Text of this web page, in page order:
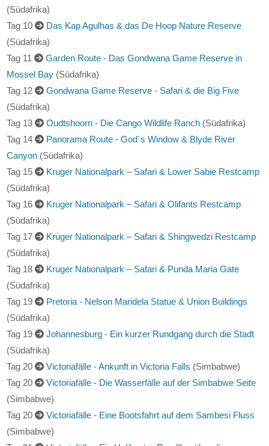
Tag 09
Betty’s Bay - Die Pinguinkolonie am Stony Point
(Südafrika)
Tag 10
Das Kap Agulhas & das De Hoop Nature Reserve
(Südafrika)
Tag 11
Garden Route - Das Gondwana Game Reserve in
Mossel Bay(Südafrika)
Tag 12
Gondwana Game Reserve - Safari & die Big Five
(Südafrika)
Tag 13
Oudtshoorn - Die Cango Wildlife Ranch(Südafrika)
Tag 14
Panorama Route - God´s Window & Blyde River
Canyon(Südafrika)
Tag 15
Kruger Nationalpark – Safari & Lower Sabie Restcamp
(Südafrika)
Tag 16
Kruger Nationalpark – Safari & Olifants Restcamp
(Südafrika)
Tag 17
Kruger Nationalpark – Safari & Shingwedzi Restcamp
(Südafrika)
Tag 18
Kruger Nationalpark – Safari & Punda Maria Gate
(Südafrika)
Tag 19
Pretoria - Nelson Mandela Statue & Union Buildings
(Südafrika)
Tag 19
Johannesburg - Ein kurzer Rundgang durch die Stadt
(Südafrika)
Tag 20
Victoriafälle - Ankunft in Victoria Falls (Simbabwe)
Tag 20
Victoriafälle - Die Wasserfälle auf der Simbabwe Seite
(Simbabwe)
Tag 20
Victoriafälle - Eine Bootsfahrt auf dem Sambesi Fluss